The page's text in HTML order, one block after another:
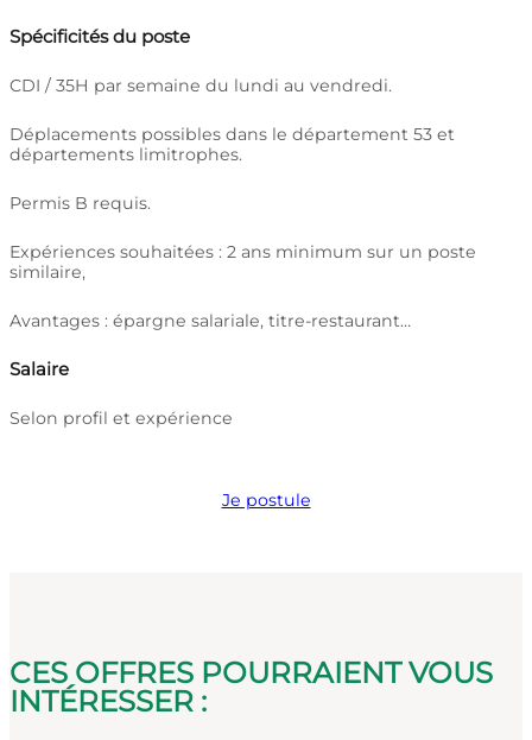
Spécificités du poste
CDI / 35H par semaine du lundi au vendredi.
Déplacements possibles dans le département 53 et
départements limitrophes.
Permis B requis.
Expériences souhaitées : 2 ans minimum sur un poste
similaire,
Avantages : épargne salariale, titre-restaurant…
Salaire
Selon profil et expérience
Je postule
CES OFFRES POURRAIENT VOUS
INTÉRESSER :